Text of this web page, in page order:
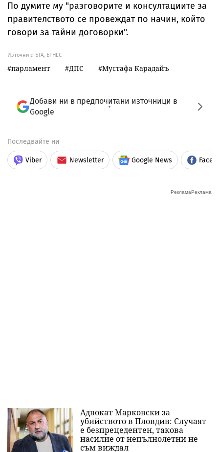
По думите му "разговорите и консултациите за
правителството се провеждат по начин, който
говори за тайни договорки".
Източник: БТА, БГНЕС
парламент ДПС Мустафа Карадайъ
Добави ни в предпочитани източници в
Google
Последвайте ни
Viber Newsletter Google News
Адвокат Марковски за
убийството в Пловдив: Случаят
е безпрецедентен, такова
насилие от непълнолетни не
съм виждал